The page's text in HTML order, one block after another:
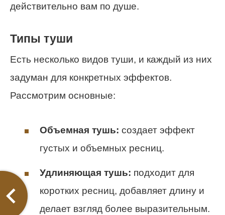
действительно вам по душе.
Типы туши
Есть несколько видов туши, и каждый из них
задуман для конкретных эффектов.
Рассмотрим основные:
Объемная тушь: создает эффект
густых и объемных ресниц.
Удлиняющая тушь: подходит для
коротких ресниц, добавляет длину и
делает взгляд более выразительным.